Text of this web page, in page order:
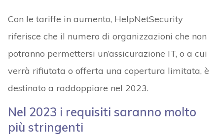
Con le tariffe in aumento, HelpNetSecurity
riferisce che il numero di organizzazioni che non
potranno permettersi un’assicurazione IT, o a cui
verrà rifiutata o offerta una copertura limitata, è
destinato a raddoppiare nel 2023.
Nel 2023 i requisiti saranno molto
più stringenti